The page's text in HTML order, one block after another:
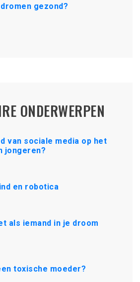
gezond?
ONDERWERPEN
van sociale media op het
jongeren?
en robotica
als iemand in je droom
toxische moeder?